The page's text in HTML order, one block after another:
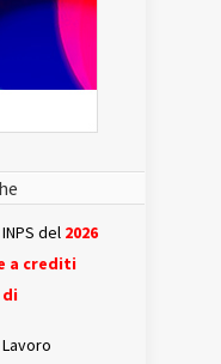
INPS del 2026
a crediti
di